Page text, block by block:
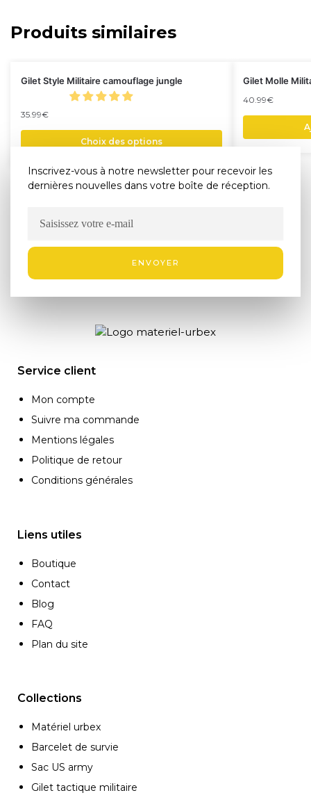
Produits similaires
Gilet Style Militaire camouflage jungle
35.99€
Choix des options
Gilet Molle
40.99€
Inscrivez-vous à notre newsletter pour recevoir les
dernières nouvelles dans votre boîte de réception.
ENVOYER
Service client
Mon compte
Suivre ma commande
Mentions légales
Politique de retour
Conditions générales
Liens utiles
Boutique
Contact
Blog
FAQ
Plan du site
Collections
Matériel urbex
Barcelet de survie
Sac US army
Gilet tactique militaire